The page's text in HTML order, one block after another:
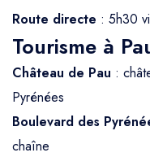
Route directe : 5h30
Tourisme à
Château de Pau :
Pyrénées
Boulevard des
chaîne